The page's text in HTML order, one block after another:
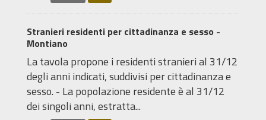
Stranieri residenti per cittadinanza e sesso -
Montiano
La tavola propone i residenti stranieri al 31/12
degli anni indicati, suddivisi per cittadinanza e
sesso. - La popolazione residente è al 31/12
dei singoli anni, estratta...